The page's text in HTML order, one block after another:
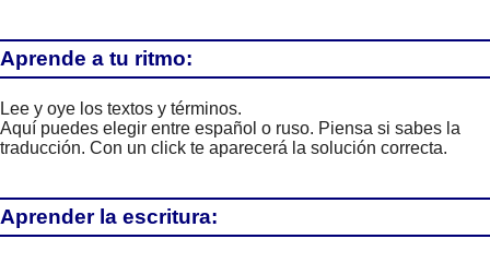
Aprende a tu ritmo:
Lee y oye los textos y términos.
Aquí puedes elegir entre español o ruso. Piensa si sabes la
traducción. Con un click te aparecerá la solución correcta.
Aprender la escritura: